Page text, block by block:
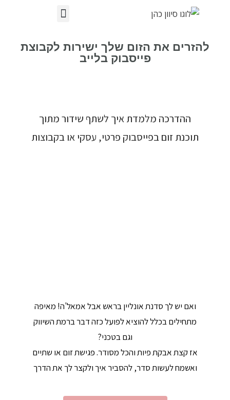
להזרים את הזום שלך ישירות לקבוצת
פייסבוק בלייב
ההדרכה מלמדת איך לשתף שידור מתוך
תוכנת זום בפייסבוק פרטי, עסקי או בקבוצות
ואם יש לך סדנת אונליין בראש אבל אמאל'ה! מאיפה
מתחילים בכלל להוציא לפועל כזה דבר ברמת השיווק
וגם בטכני?
אז קצת אבקת פיות והכל מסודר. פגישת זום או שתיים
ואשמח לעשות סדר, להסביר איך ולקצר לך את הדרך